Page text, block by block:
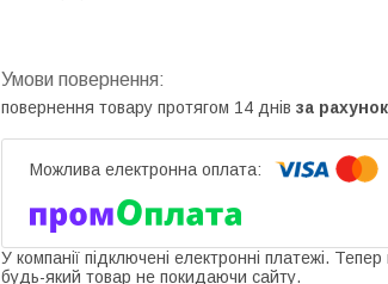
повернення товару протягом 14 днів за
У компанії підключені електронні платежі.
будь-який товар не покидаючи сайту.